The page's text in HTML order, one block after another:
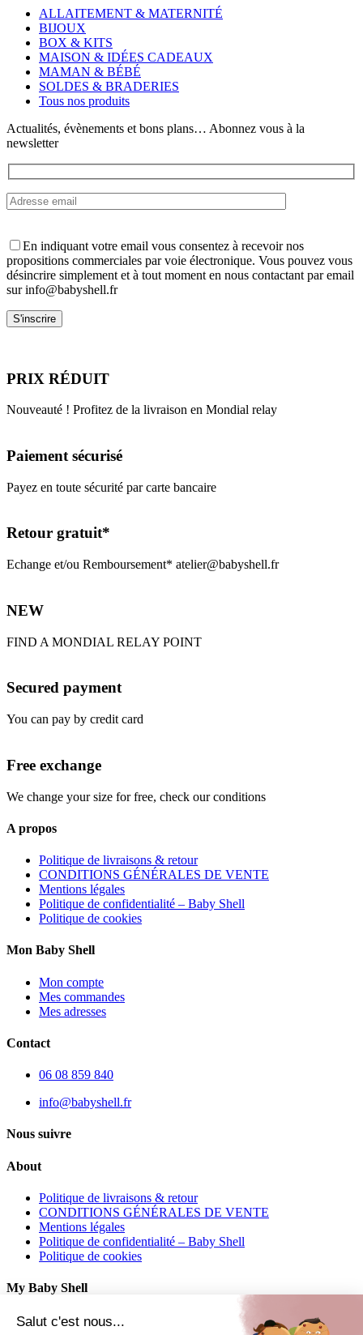
variations.
Les
peuvent
être
choisies
sur
page
du
ALLAITEMENT & MATERNITÉ
BIJOUX
BOX & KITS
MAISON & IDÉES CADEAUX
MAMAN & BÉBÉ
SOLDES & BRADERIES
Tous nos produits
Actualités, évènements et bons plans… Abonnez vous à la
newsletter
En indiquant votre email vous consentez à recevoir nos
propositions commerciales par voie électronique. Vous pouvez vous
désincrire simplement et à tout moment en nous contactant par email
sur info@babyshell.fr
PRIX RÉDUIT
Nouveauté ! Profitez de la livraison en Mondial relay
Paiement sécurisé
Payez en toute sécurité par carte bancaire
Retour gratuit*
Echange et/ou Remboursement* atelier@babyshell.fr
NEW
FIND A MONDIAL RELAY POINT
Secured payment
You can pay by credit card
Free exchange
We change your size for free, check our conditions
A propos
Politique de livraisons & retour
CONDITIONS GÉNÉRALES DE VENTE
Mentions légales
Politique de confidentialité – Baby Shell
Politique de cookies
Mon Baby Shell
Mon compte
Mes commandes
Mes adresses
Contact
06 08 859 840
info@babyshell.fr
Nous suivre
About
Politique de livraisons & retour
CONDITIONS GÉNÉRALES DE VENTE
Mentions légales
Politique de confidentialité – Baby Shell
Politique de cookies
My Baby Shell
Mon compte
Salut c'est nous...